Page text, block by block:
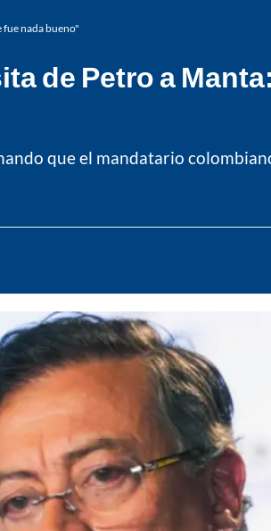
nada bueno"
de Petro a
que el mandatario